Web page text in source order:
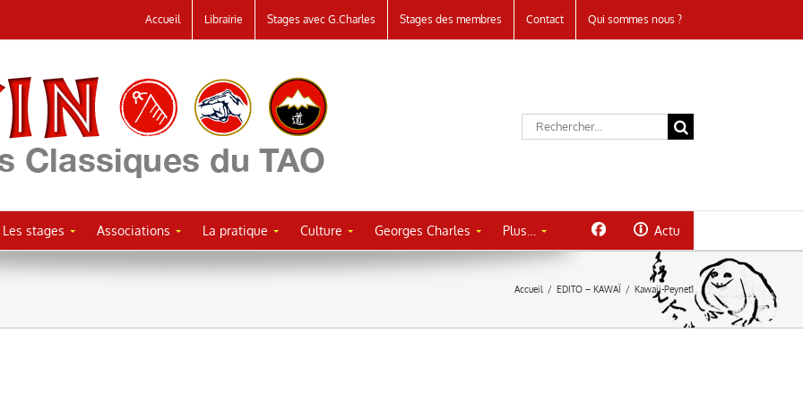
Accueil Librairie Stages avec G.Charles Stages des membres Contact Qui sommes nous ?
Rechercher:
Les stages Associations La pratique Culture Georges Charles Plus… Actu
Accueil / EDITO – KAWAÏ / Kawaii-Peynet1